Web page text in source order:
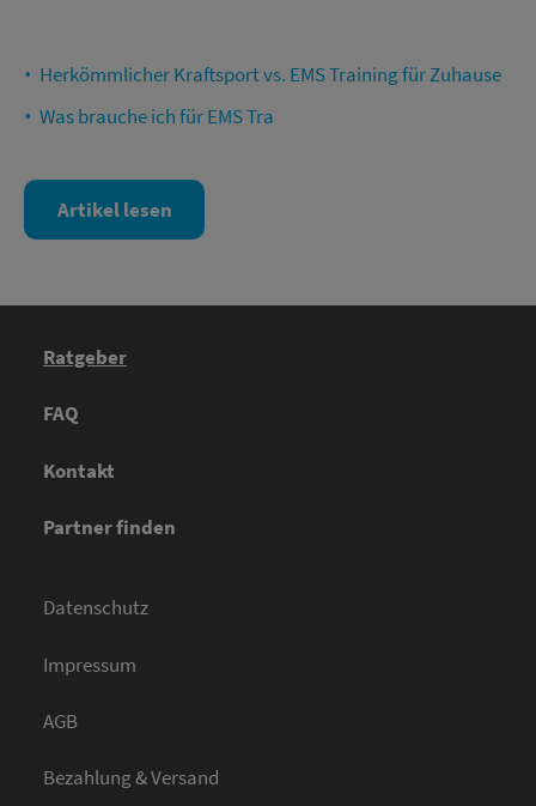
Herkömmlicher Kraftsport vs. EMS Training für Zuhause
Was brauche ich für EMS Tra
Artikel lesen
Ratgeber
FAQ
Kontakt
Partner finden
Datenschutz
Impressum
AGB
Bezahlung & Versand